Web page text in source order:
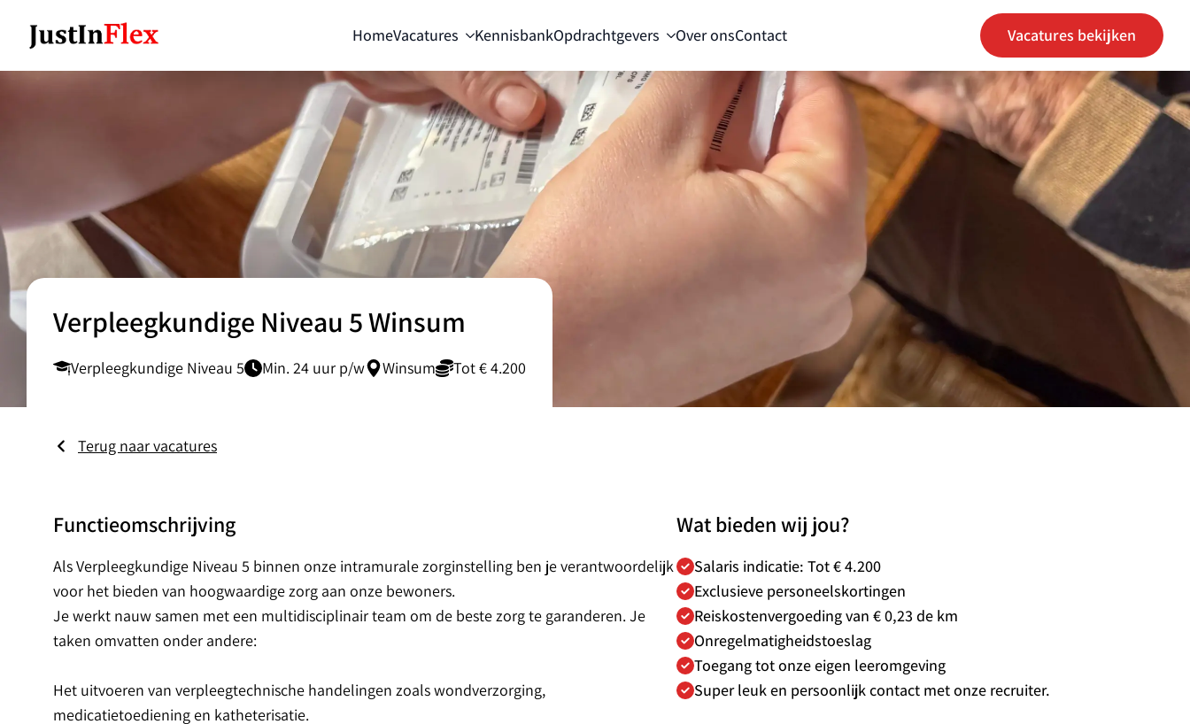
HomeVacatures KennisbankOpdrachtgevers Over onsContact Vacatures bekijken
Verpleegkundige Niveau 5 Winsum
Verpleegkundige Niveau 5 Min. 24 uur p/w Winsum Tot € 4.200
Terug naar vacatures
Functieomschrijving
Als Verpleegkundige Niveau 5 binnen onze intramurale zorginstelling ben je verantwoordelijk
voor het bieden van hoogwaardige zorg aan onze bewoners.
Je werkt nauw samen met een multidisciplinair team om de beste zorg te garanderen. Je
taken omvatten onder andere:
Het uitvoeren van verpleegtechnische handelingen zoals wondverzorging,
medicatietoediening en katheterisatie.
Wat bieden wij jou?
Salaris indicatie: Tot € 4.200
Exclusieve personeelskortingen
Reiskostenvergoeding van € 0,23 de km
Onregelmatigheidstoeslag
Toegang tot onze eigen leeromgeving
Super leuk en persoonlijk contact met onze recruiter.